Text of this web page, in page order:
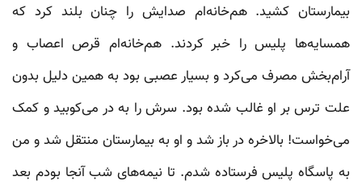
بیمارستان کشید. هم‌خانه‌ام صدایش را چنان بلند کرد که
همسایه‌ها پلیس را خبر کردند. هم‌خانه‌ام قرص اعصاب و
آرام‌بخش مصرف می‌کرد و بسیار عصبی بود به همین دلیل بدون‌
علت ترس بر او غالب شده بود. سرش را به در می‌کوبید و کمک
می‌خواست! بالاخره در باز شد و او به بیمارستان منتقل شد و من
به پاسگاه پلیس فرستاده شدم. تا نیمه‌های شب آنجا بودم بعد